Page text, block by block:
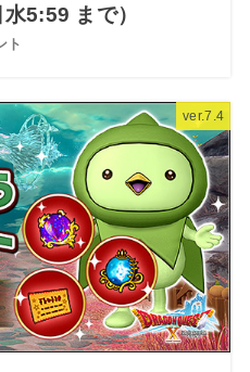
5:59 まで）
ト
ver.7.4